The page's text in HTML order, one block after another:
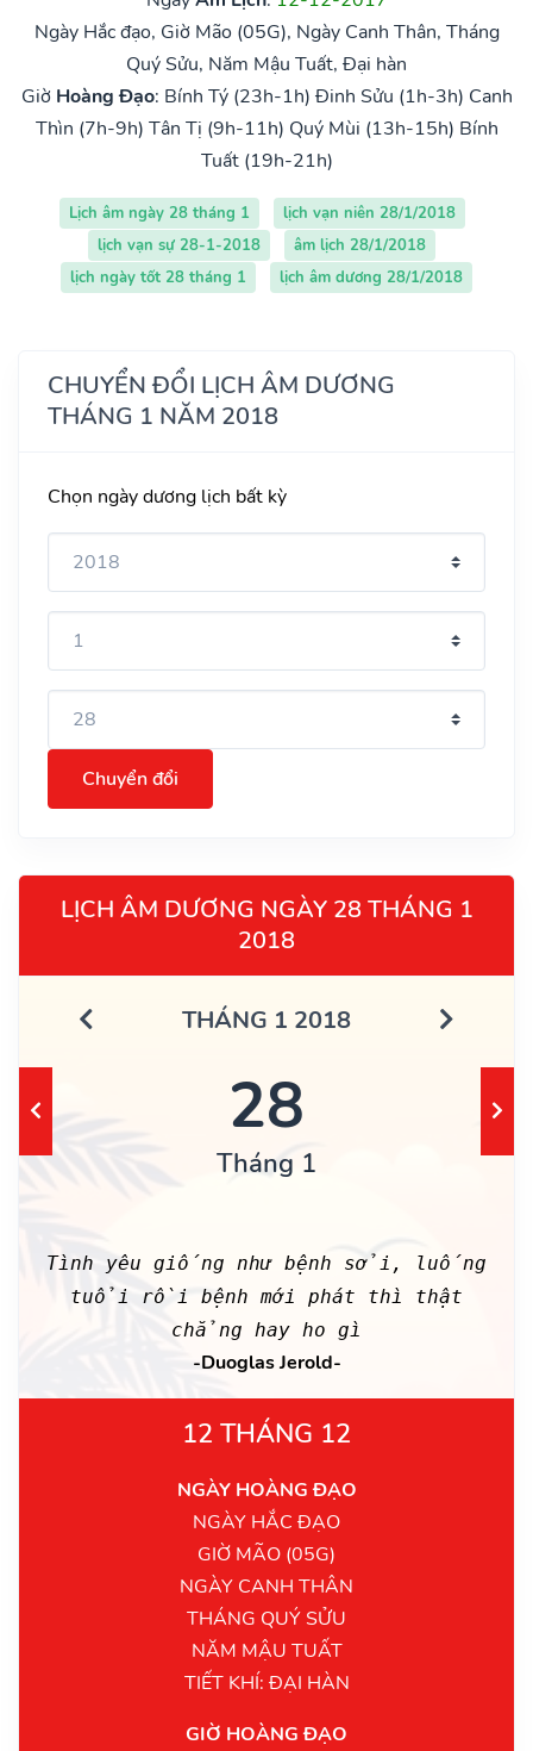
Ngày Hắc đạo, Giờ Mão (05G), Ngày Canh Thân, Tháng
Quý Sửu, Năm Mậu Tuất, Đại hàn
Giờ Hoàng Đạo: Bính Tý (23h-1h) Đinh Sửu (1h-3h) Canh
Thìn (7h-9h) Tân Tị (9h-11h) Quý Mùi (13h-15h) Bính
Tuất (19h-21h)
Lịch âm ngày 28 tháng 1
lịch vạn niên 28/1/2018
lịch vạn sự 28-1-2018
âm lịch 28/1/2018
lịch ngày tốt 28 tháng 1
lịch âm dương 28/1/2018
CHUYỂN ĐỔI LỊCH ÂM DƯƠNG
THÁNG 1 NĂM 2018
Chọn ngày dương lịch bất kỳ
Chuyển đổi
LỊCH ÂM DƯƠNG NGÀY 28 THÁNG 1
2018
THÁNG 1 2018
28
Tháng 1
Tình yêu giống như bệnh sởi, luống
tuổi rồi bệnh mới phát thì thật
chẳng hay ho gì
-Duoglas Jerold-
12 THÁNG 12
NGÀY HOÀNG ĐẠO
NGÀY HẮC ĐẠO
GIỜ MÃO (05G)
NGÀY CANH THÂN
THÁNG QUÝ SỬU
NĂM MẬU TUẤT
TIẾT KHÍ: ĐẠI HÀN
GIỜ HOÀNG ĐẠO